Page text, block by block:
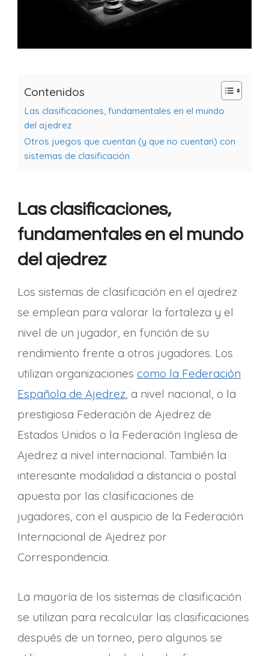
Contenidos
Las clasificaciones, fundamentales en el mundo
del ajedrez
Otros juegos que cuentan (y que no cuentan) con
sistemas de clasificación
Las clasificaciones,
fundamentales en el mundo
del ajedrez
Los sistemas de clasificación en el ajedrez
se emplean para valorar la fortaleza y el
nivel de un jugador, en función de su
rendimiento frente a otros jugadores. Los
utilizan organizaciones como la Federación
Española de Ajedrez, a nivel nacional, o la
prestigiosa Federación de Ajedrez de
Estados Unidos o la Federación Inglesa de
Ajedrez a nivel internacional. También la
interesante modalidad a distancia o postal
apuesta por las clasificaciones de
jugadores, con el auspicio de la Federación
Internacional de Ajedrez por
Correspondencia.
La mayoría de los sistemas de clasificación
se utilizan para recalcular las clasificaciones
después de un torneo, pero algunos se